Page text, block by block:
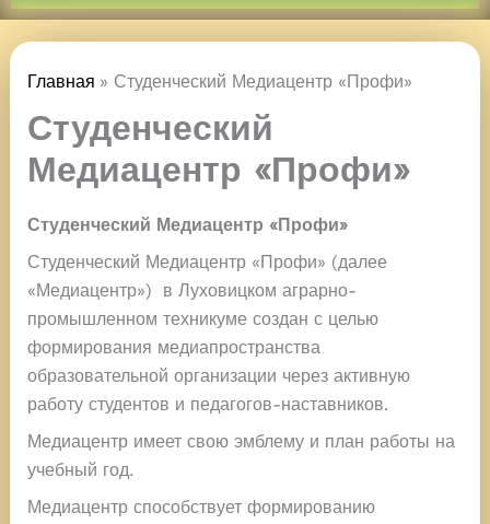
Главная Студенческий Медиацентр «Профи»
Студенческий
Медиацентр «Профи»
Студенческий Медиацентр «Профи»
Студенческий Медиацентр «Профи» (далее
«Медиацентр») в Луховицком аграрно-
промышленном техникуме создан с целью
формирования медиапространства
образовательной организации через активную
работу студентов и педагогов-наставников.
Медиацентр имеет свою эмблему и план работы на
учебный год.
Медиацентр способствует формированию